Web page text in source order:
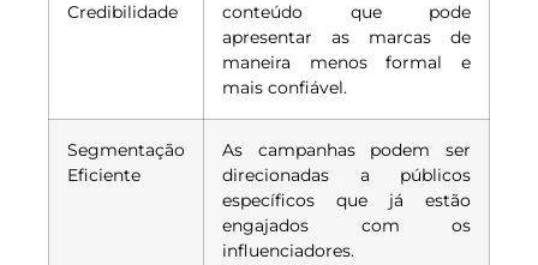
Credibilidade
conteúdo que pode
apresentar as marcas de
maneira menos formal e
mais confiável.
Segmentação
Eficiente
As campanhas podem ser
direcionadas a públicos
específicos que já estão
engajados com os
influenciadores.